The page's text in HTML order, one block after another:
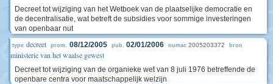
Decreet tot wijziging van het Wetboek van de plaatselijke democratie en
de decentralisatie, wat betreft de subsidies voor sommige investeringen
van openbaar nut
type decreet prom. 08/12/2005 pub. 02/01/2006 numac 2005203372 bron
ministerie van het waalse gewest
Decreet tot wijziging van de organieke wet van 8 juli 1976 betreffende de
openbare centra voor maatschappelijk welzijn